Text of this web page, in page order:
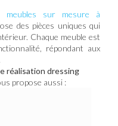
meubles sur mesure à
des pièces uniques qui
Chaque meuble est
répondant aux
réalisation dressing
propose aussi :